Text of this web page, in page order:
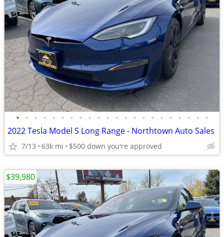
• • • • • • • • • • • • • • • • • • • • • •
2022 Tesla Model S Long Range - Northtown Auto Sales
7/13 63k mi $500 down you're approved
$39,980